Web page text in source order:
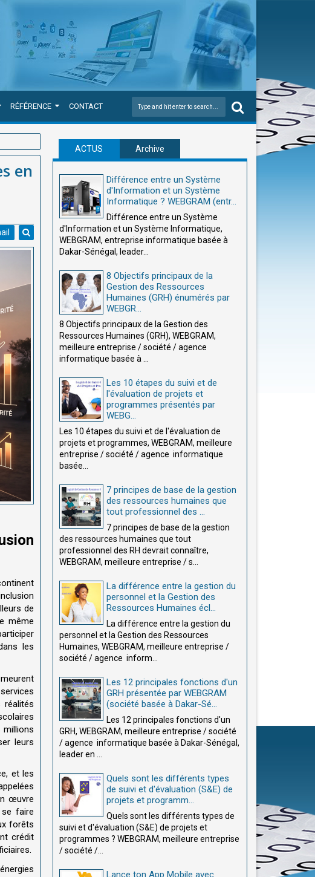
RÉFÉRENCE CONTACT
gestion
en
de
même
les
réalités
millions
leurs
et les
œuvre
faire
forêts
crédit
ACTUS Archive
Différence entre un Système
d'Information et un Système
Informatique ? WEBGRAM (entr...
Différence entre un Système
d'Information et un Système Informatique,
WEBGRAM, entreprise informatique basée à
Dakar-Sénégal, leader...
8 Objectifs principaux de la
Gestion des Ressources
Humaines (GRH) énumérés par
WEBGR...
8 Objectifs principaux de la Gestion des
Ressources Humaines (GRH), WEBGRAM,
meilleure entreprise / société / agence
informatique basée à ...
Les 10 étapes du suivi et de
l'évaluation de projets et
programmes présentés par
WEBG...
Les 10 étapes du suivi et de l'évaluation de
projets et programmes, WEBGRAM, meilleure
entreprise / société / agence informatique
basée...
7 principes de base de la gestion
des ressources humaines que
tout professionnel des ...
7 principes de base de la gestion
des ressources humaines que tout
professionnel des RH devrait connaître,
WEBGRAM, meilleure entreprise / s...
La différence entre la gestion du
personnel et la Gestion des
Ressources Humaines écl...
La différence entre la gestion du
personnel et la Gestion des Ressources
Humaines, WEBGRAM, meilleure entreprise /
société / agence inform...
Les 12 principales fonctions d'un
GRH présentée par WEBGRAM
(société basée à Dakar-Sé...
Les 12 principales fonctions d'un
GRH, WEBGRAM, meilleure entreprise / société
/ agence informatique basée à Dakar-Sénégal,
leader en ...
Quels sont les différents types
de suivi et d'évaluation (S&E) de
projets et programm...
Quels sont les différents types de
suivi et d'évaluation (S&E) de projets et
programmes ? WEBGRAM, meilleure entreprise
/ société /...
Lance ton App Mobile avec